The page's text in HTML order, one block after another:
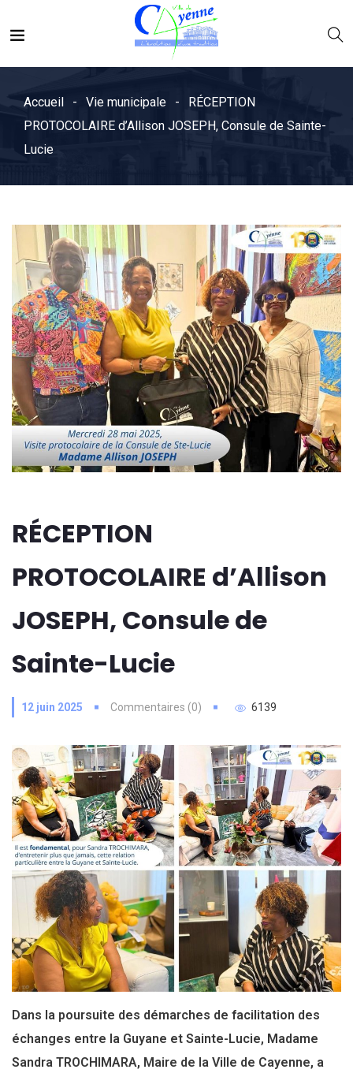
Accueil Vie municipale
RÉCEPTION
PROTOCOLAIRE d’Allison JOSEPH, Consule de Sainte-
Lucie
RÉCEPTION
PROTOCOLAIRE d’Allison
JOSEPH, Consule de
Sainte-Lucie
12 juin 2025 Commentaires (0) 6139
Dans la poursuite des démarches de facilitation des
échanges entre la Guyane et Sainte-Lucie, Madame
Sandra TROCHIMARA, Maire de la Ville de Cayenne, a